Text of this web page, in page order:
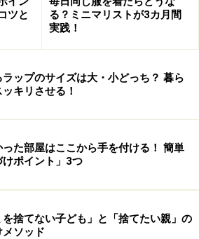
ツと
る？ミニマリストが3カ月間
実践！
ラップのサイズは大・小どっち？ 暮ら
ッキリさせる！
った部屋はここから手を付ける！ 簡単
けポイント」3つ
を捨てない子ども」と「捨てたい親」の
メソッド